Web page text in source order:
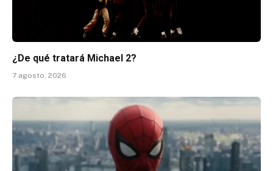
¿De qué tratará Michael 2?
7 agosto, 2026